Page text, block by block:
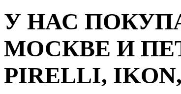
У НАС
МОСКВЕ И
PIRELLI,